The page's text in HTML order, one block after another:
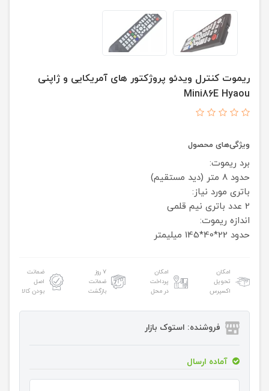
ریموت کنترل ویدئو پروژکتور های آمریکایی و ژاپنی
Mini86E Hyaou
ویژگی‌های محصول
برد ریموت:
حدود 8 متر (دید مستقیم)
باتری مورد نیاز:
2 عدد باتری نیم قلمی
اندازه ریموت:
حدود 22*40*145 میلیمتر
امکان
تحویل
اکسپرس
امکان
پرداخت
در محل
۷ روز
ضمانت
بازگشت
ضمانت
اصل
بودن کالا
فروشنده: استوک بازار
آماده ارسال